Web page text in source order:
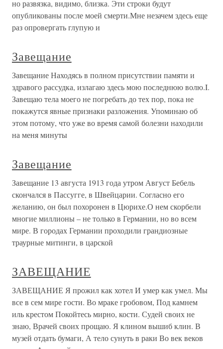
но развязка, видимо, близка. Эти строки будут
опубликованы после моей смерти.Мне незачем здесь еще
раз опровергать глупую и
Завещание
Завещание Находясь в полном присутствии памяти и
здравого рассудка, излагаю здесь мою последнюю волю.I.
Завещаю тела моего не погребать до тех пор, пока не
покажутся явные признаки разложения. Упоминаю об
этом потому, что уже во время самой болезни находили
на меня минуты
Завещание
Завещание 13 августа 1913 года утром Август Бебель
скончался в Пассугге, в Швейцарии. Согласно его
желанию, он был похоронен в Цюрихе.О нем скорбели
многие миллионы – не только в Германии, но во всем
мире. В городах Германии проходили грандиозные
траурные митинги, в царской
ЗАВЕЩАНИЕ
ЗАВЕЩАНИЕ Я прожил как хотел И умер как умел. Мы
все в сем мире гости. Во мраке гробовом, Под камнем
иль крестом Покойтесь мирно, кости. Судей своих не
знаю, Врачей своих прощаю. Я клином вышиб клин. В
музей отдать бумаги, А тело сунуть в раки Во век веков